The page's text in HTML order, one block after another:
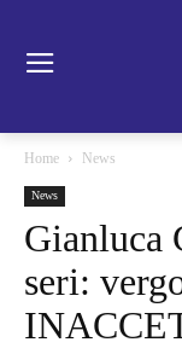
Home News
News
Gianluca
seri: